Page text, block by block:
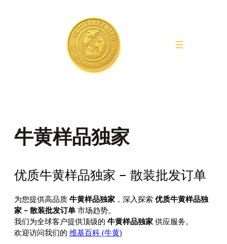
牛黄样品独家
优质牛黄样品独家 – 散装批发订单
为您提供高品质 牛黄样品独家 ，深入探索 优质牛黄样品独
家 – 散装批发订单 市场趋势。
我们为全球客户提供顶级的 牛黄样品独家 供应服务。
欢迎访问我们的 维基百科 (牛黄)